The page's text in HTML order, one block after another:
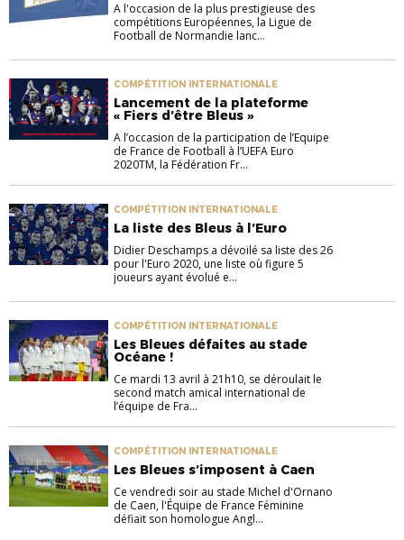
A l'occasion de la plus prestigieuse des
compétitions Européennes, la Ligue de
Football de Normandie lanc...
COMPÉTITION INTERNATIONALE
Lancement de la plateforme
« Fiers d’être Bleus »
A l’occasion de la participation de l’Equipe
de France de Football à l’UEFA Euro
2020TM, la Fédération Fr...
COMPÉTITION INTERNATIONALE
La liste des Bleus à l’Euro
Didier Deschamps a dévoilé sa liste des 26
pour l'Euro 2020, une liste où figure 5
joueurs ayant évolué e...
COMPÉTITION INTERNATIONALE
Les Bleues défaites au stade
Océane !
Ce mardi 13 avril à 21h10, se déroulait le
second match amical international de
l’équipe de Fra...
COMPÉTITION INTERNATIONALE
Les Bleues s’imposent à Caen
Ce vendredi soir au stade Michel d'Ornano
de Caen, l'Équipe de France Féminine
défiait son homologue Angl...